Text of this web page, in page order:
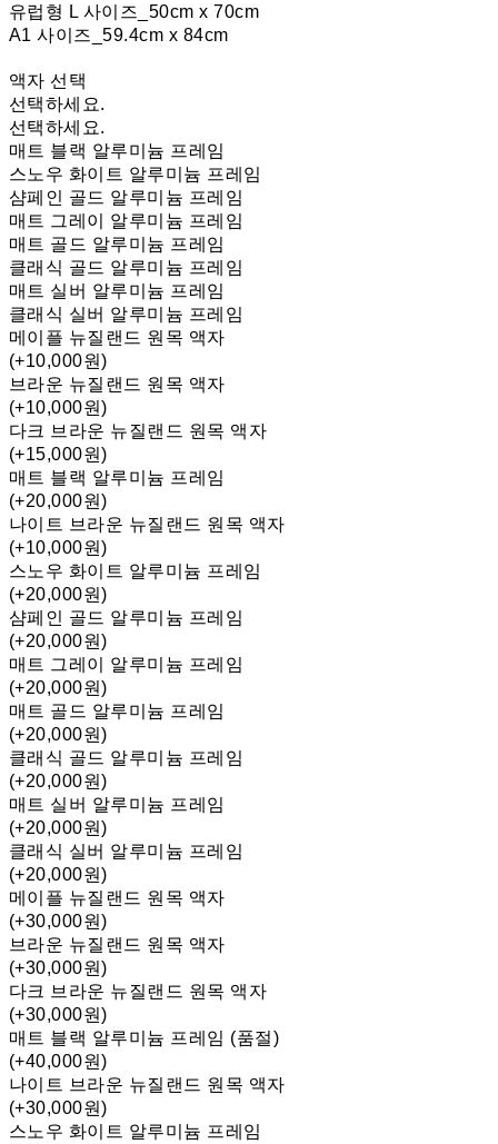
유럽형 L 사이즈_50cm x 70cm
A1 사이즈_59.4cm x 84cm
액자 선택
선택하세요.
선택하세요.
매트 블랙 알루미늄 프레임
스노우 화이트 알루미늄 프레임
샴페인 골드 알루미늄 프레임
매트 그레이 알루미늄 프레임
매트 골드 알루미늄 프레임
클래식 골드 알루미늄 프레임
매트 실버 알루미늄 프레임
클래식 실버 알루미늄 프레임
메이플 뉴질랜드 원목 액자
(+10,000원)
브라운 뉴질랜드 원목 액자
(+10,000원)
다크 브라운 뉴질랜드 원목 액자
(+15,000원)
매트 블랙 알루미늄 프레임
(+20,000원)
나이트 브라운 뉴질랜드 원목 액자
(+10,000원)
스노우 화이트 알루미늄 프레임
(+20,000원)
샴페인 골드 알루미늄 프레임
(+20,000원)
매트 그레이 알루미늄 프레임
(+20,000원)
매트 골드 알루미늄 프레임
(+20,000원)
클래식 골드 알루미늄 프레임
(+20,000원)
매트 실버 알루미늄 프레임
(+20,000원)
클래식 실버 알루미늄 프레임
(+20,000원)
메이플 뉴질랜드 원목 액자
(+30,000원)
브라운 뉴질랜드 원목 액자
(+30,000원)
다크 브라운 뉴질랜드 원목 액자
(+30,000원)
매트 블랙 알루미늄 프레임 (품절)
(+40,000원)
나이트 브라운 뉴질랜드 원목 액자
(+30,000원)
스노우 화이트 알루미늄 프레임